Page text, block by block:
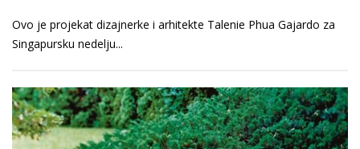
Ovo je projekat dizajnerke i arhitekte Talenie Phua Gajardo za
Singapursku nedelju...